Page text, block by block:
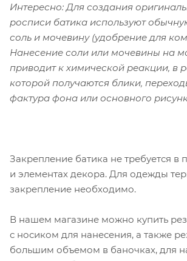
Интересно: Для создания
росписи батика используют
соль и мочевину (удобрение для
Нанесение соли или мочевины на
приводит к химической реакции, в
которой получаются блики,
фактура фона или основного
Закрепление батика не требуется в
и элементах декора. Для одежды
закрепление необходимо.
В нашем магазине можно купить
с носиком для нанесения, а также
большим объемом в баночках, для